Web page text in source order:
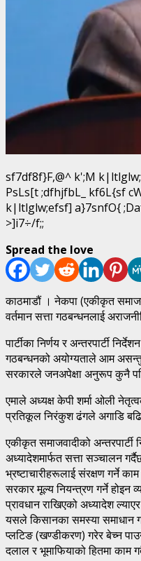
sf7df8f}F,@^ k';M
PsLs[t ;dfhjfbL_ kf6L{sf
k|ltlglw;efsf] a}7snfO{
>]i7÷/f;;
Spread the love
काठमाडौं । नेकपा (एकीकृत
वर्तमान सत्ता गठबन्धनलाई
पार्टीका निर्णय र अन्तरपार्टी
गठबन्धनको अयोग्यताले आम
सरकारले जनअपेक्षा अनुरूप कुनै
एमाले अध्यक्ष केपी शर्मा ओली
प्रतिकूल निरंकुश ढंगले अगाडि
एकीकृत समाजवादीको
अध्यादेशमार्फत सत्ता सञ्चालन
भ्रष्टाचारीहरूलाई संरक्षण गर्ने
सरकार मूल्य नियन्त्रण गर्ने होइन
प्रावधान राखिएको अध्यादेश
यसले किसानका समस्या समाधान
प्लटिङ (खण्डीकरण) गरेर बेच्न
दलाल र भूमाफियाको हितमा काम